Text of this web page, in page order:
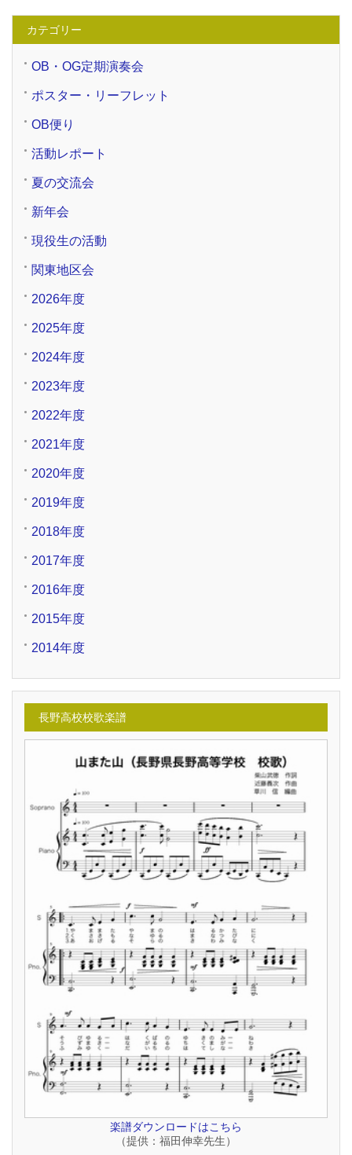
カテゴリー
OB・OG定期演奏会
ポスター・リーフレット
OB便り
活動レポート
夏の交流会
新年会
現役生の活動
関東地区会
2026年度
2025年度
2024年度
2023年度
2022年度
2021年度
2020年度
2019年度
2018年度
2017年度
2016年度
2015年度
2014年度
長野高校校歌楽譜
楽譜ダウンロードはこちら
（提供：福田伸幸先生）